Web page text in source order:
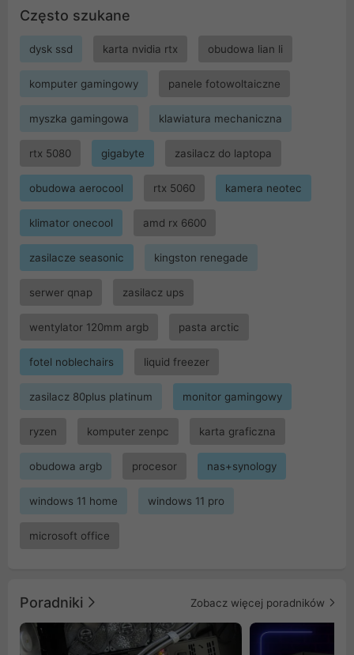
Często szukane
dysk ssd karta nvidia rtx obudowa lian li
komputer gamingowy panele fotowoltaiczne
myszka gamingowa klawiatura mechaniczna
rtx 5080 gigabyte zasilacz do laptopa
obudowa aerocool rtx 5060 kamera neotec
klimator onecool amd rx 6600
zasilacze seasonic kingston renegade
serwer qnap zasilacz ups
wentylator 120mm argb pasta arctic
fotel noblechairs liquid freezer
zasilacz 80plus platinum monitor gamingowy
ryzen komputer zenpc karta graficzna
obudowa argb procesor nas+synology
windows 11 home windows 11 pro
microsoft office
Poradniki Zobacz więcej poradników